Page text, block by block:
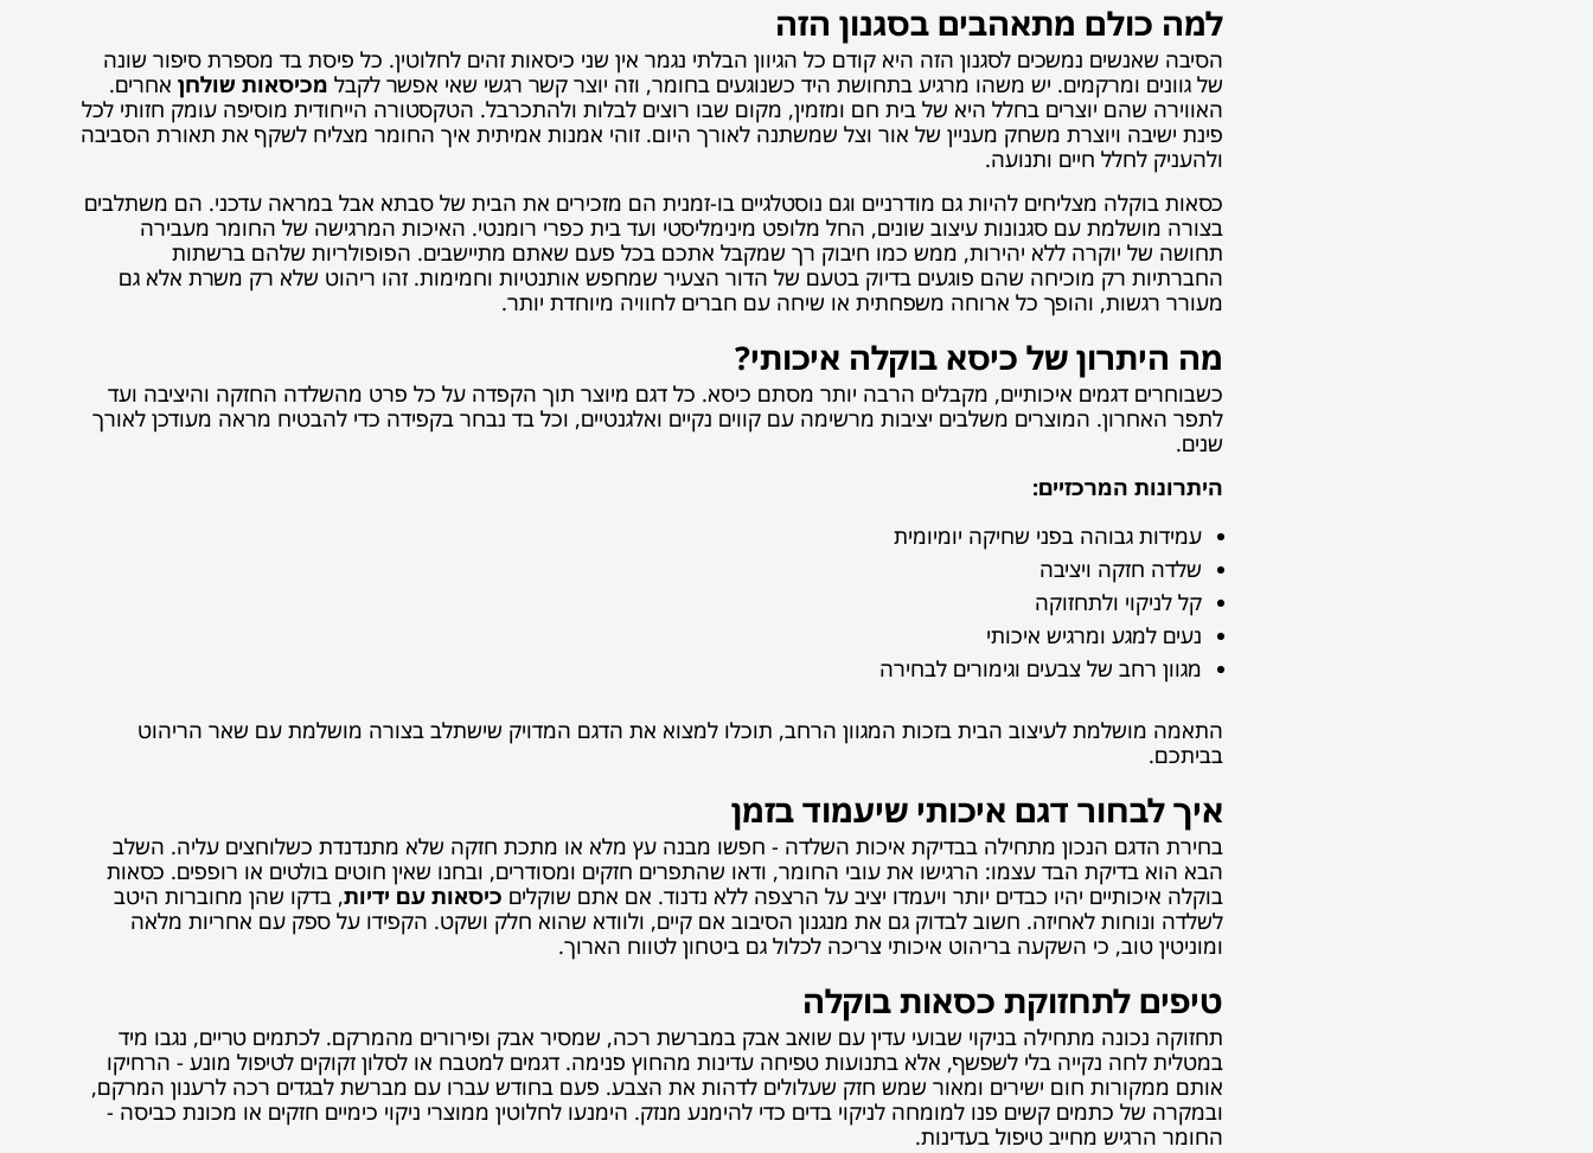
למה כולם מתאהבים בסגנון הזה
הסיבה שאנשים נמשכים לסגנון הזה היא קודם כל הגיוון הבלתי נגמר אין שני כיסאות זהים לחלוטין. כל פיסת בד מספרת סיפור שונה
של גוונים ומרקמים. יש משהו מרגיע בתחושת היד כשנוגעים בחומר, וזה יוצר קשר רגשי שאי אפשר לקבל מכיסאות שולחן אחרים.
האווירה שהם יוצרים בחלל היא של בית חם ומזמין, מקום שבו רוצים לבלות ולהתכרבל. הטקסטורה הייחודית מוסיפה עומק חזותי לכל
פינת ישיבה ויוצרת משחק מעניין של אור וצל שמשתנה לאורך היום. זוהי אמנות אמיתית איך החומר מצליח לשקף את תאורת הסביבה
ולהעניק לחלל חיים ותנועה.
כסאות בוקלה מצליחים להיות גם מודרניים וגם נוסטלגיים בו-זמנית הם מזכירים את הבית של סבתא אבל במראה עדכני. הם משתלבים
בצורה מושלמת עם סגנונות עיצוב שונים, החל מלופט מינימליסטי ועד בית כפרי רומנטי. האיכות המרגישה של החומר מעבירה
תחושה של יוקרה ללא יהירות, ממש כמו חיבוק רך שמקבל אתכם בכל פעם שאתם מתיישבים. הפופולריות שלהם ברשתות
החברתיות רק מוכיחה שהם פוגעים בדיוק בטעם של הדור הצעיר שמחפש אותנטיות וחמימות. זהו ריהוט שלא רק משרת אלא גם
מעורר רגשות, והופך כל ארוחה משפחתית או שיחה עם חברים לחוויה מיוחדת יותר.
מה היתרון של כיסא בוקלה איכותי?
כשבוחרים דגמים איכותיים, מקבלים הרבה יותר מסתם כיסא. כל דגם מיוצר תוך הקפדה על כל פרט מהשלדה החזקה והיציבה ועד
לתפר האחרון. המוצרים משלבים יציבות מרשימה עם קווים נקיים ואלגנטיים, וכל בד נבחר בקפידה כדי להבטיח מראה מעודכן לאורך
שנים.
היתרונות המרכזיים:
עמידות גבוהה בפני שחיקה יומיומית
שלדה חזקה ויציבה
קל לניקוי ולתחזוקה
נעים למגע ומרגיש איכותי
מגוון רחב של צבעים וגימורים לבחירה
התאמה מושלמת לעיצוב הבית בזכות המגוון הרחב, תוכלו למצוא את הדגם המדויק שישתלב בצורה מושלמת עם שאר הריהוט
בביתכם.
איך לבחור דגם איכותי שיעמוד בזמן
בחירת הדגם הנכון מתחילה בבדיקת איכות השלדה - חפשו מבנה עץ מלא או מתכת חזקה שלא מתנדנדת כשלוחצים עליה. השלב
הבא הוא בדיקת הבד עצמו: הרגישו את עובי החומר, ודאו שהתפרים חזקים ומסודרים, ובחנו שאין חוטים בולטים או רופפים. כסאות
בוקלה איכותיים יהיו כבדים יותר ויעמדו יציב על הרצפה ללא נדנוד. אם אתם שוקלים כיסאות עם ידיות, בדקו שהן מחוברות היטב
לשלדה ונוחות לאחיזה. חשוב לבדוק גם את מנגנון הסיבוב אם קיים, ולוודא שהוא חלק ושקט. הקפידו על ספק עם אחריות מלאה
ומוניטין טוב, כי השקעה בריהוט איכותי צריכה לכלול גם ביטחון לטווח הארוך.
טיפים לתחזוקת כסאות בוקלה
תחזוקה נכונה מתחילה בניקוי שבועי עדין עם שואב אבק במברשת רכה, שמסיר אבק ופירורים מהמרקם. לכתמים טריים, נגבו מיד
במטלית לחה נקייה בלי לשפשף, אלא בתנועות טפיחה עדינות מהחוץ פנימה. דגמים למטבח או לסלון זקוקים לטיפול מונע - הרחיקו
אותם ממקורות חום ישירים ומאור שמש חזק שעלולים לדהות את הצבע. פעם בחודש עברו עם מברשת לבגדים רכה לרענון המרקם,
ובמקרה של כתמים קשים פנו למומחה לניקוי בדים כדי להימנע מנזק. הימנעו לחלוטין ממוצרי ניקוי כימיים חזקים או מכונת כביסה -
החומר הרגיש מחייב טיפול בעדינות.